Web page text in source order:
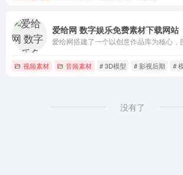
爱给网 数字娱乐免费素材下载网站
视频素材 音频素材 # 3D模型 # 影视后期 #
没有了